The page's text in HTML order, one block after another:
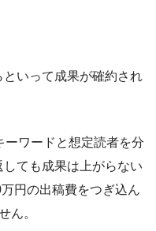
いって成果が確約され
ワードと想定読者を分
ても成果は上がらない
円の出稿費をつぎ込ん
ん。